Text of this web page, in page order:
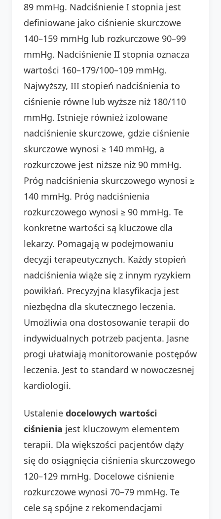
89 mmHg. Nadciśnienie I stopnia jest
definiowane jako ciśnienie skurczowe
140–159 mmHg lub rozkurczowe 90–99
mmHg. Nadciśnienie II stopnia oznacza
wartości 160–179/100–109 mmHg.
Najwyższy, III stopień nadciśnienia to
ciśnienie równe lub wyższe niż 180/110
mmHg. Istnieje również izolowane
nadciśnienie skurczowe, gdzie ciśnienie
skurczowe wynosi ≥ 140 mmHg, a
rozkurczowe jest niższe niż 90 mmHg.
Próg nadciśnienia skurczowego wynosi ≥
140 mmHg. Próg nadciśnienia
rozkurczowego wynosi ≥ 90 mmHg. Te
konkretne wartości są kluczowe dla
lekarzy. Pomagają w podejmowaniu
decyzji terapeutycznych. Każdy stopień
nadciśnienia wiąże się z innym ryzykiem
powikłań. Precyzyjna klasyfikacja jest
niezbędna dla skutecznego leczenia.
Umożliwia ona dostosowanie terapii do
indywidualnych potrzeb pacjenta. Jasne
progi ułatwiają monitorowanie postępów
leczenia. Jest to standard w nowoczesnej
kardiologii.
Ustalenie docelowych wartości
ciśnienia jest kluczowym elementem
terapii. Dla większości pacjentów dąży
się do osiągnięcia ciśnienia skurczowego
120–129 mmHg. Docelowe ciśnienie
rozkurczowe wynosi 70–79 mmHg. Te
cele są spójne z rekomendacjami